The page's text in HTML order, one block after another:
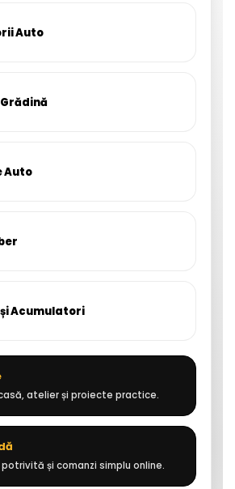
Auto
Grădină
Auto
Acumulatori
atelier și proiecte practice.
și comanzi simplu online.